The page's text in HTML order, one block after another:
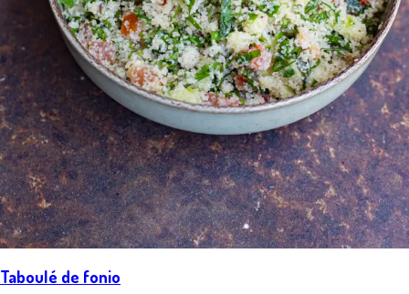
Taboulé de fonio